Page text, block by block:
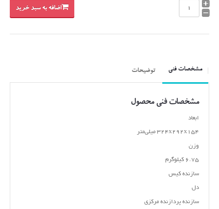
اضافه به سبد خرید
مشخصات فنی توضیحات
مشخصات فنی محصول
ابعاد
۳۲۴x۲۹۲x۱۵۴ میلی‌متر
وزن
۶.۷۵ کیلوگرم
سازنده کیس
دل
سازنده پردازنده مرکزی